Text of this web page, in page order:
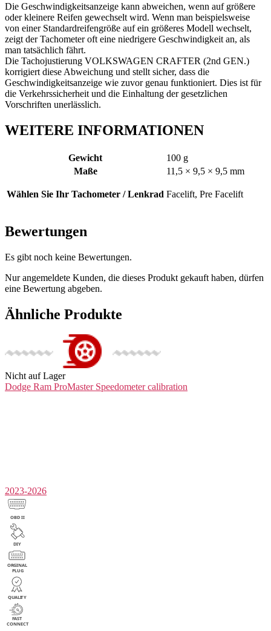
Die Geschwindigkeitsanzeige kann abweichen, wenn auf größere
oder kleinere Reifen gewechselt wird. Wenn man beispielsweise
von einer Standardreifengröße auf ein größeres Modell wechselt,
zeigt der Tachometer oft eine niedrigere Geschwindigkeit an, als
man tatsächlich fährt.
Die Tachojustierung VOLKSWAGEN CRAFTER (2nd GEN.)
korrigiert diese Abweichung und stellt sicher, dass die
Geschwindigkeitsanzeige wie zuvor genau funktioniert. Dies ist für
die Verkehrssicherheit und die Einhaltung der gesetzlichen
Vorschriften unerlässlich.
WEITERE INFORMATIONEN
Gewicht
100 g
Maße
11,5 × 9,5 × 9,5 mm
Wählen Sie Ihr Tachometer / Lenkrad Facelift, Pre Facelift
Bewertungen
Es gibt noch keine Bewertungen.
Nur angemeldete Kunden, die dieses Produkt gekauft haben, dürfen
eine Bewertung abgeben.
Ähnliche Produkte
Nicht auf Lager
Dodge Ram ProMaster Speedometer calibration
2023-2026